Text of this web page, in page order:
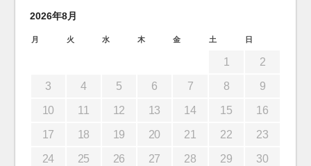
2026年8月
月 火 水 木 金 土 日
1 2
3 4 5 6 7 8 9
10 11 12 13 14 15 16
17 18 19 20 21 22 23
24 25 26 27 28 29 30